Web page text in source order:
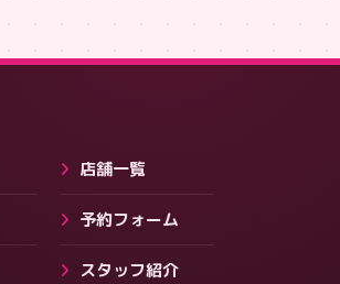
店舗一覧
予約フォーム
スタッフ紹介